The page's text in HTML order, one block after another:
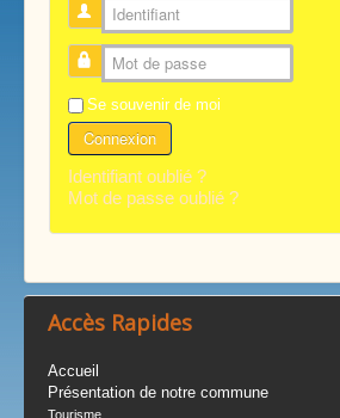
Identifiant
Mot de passe
Se souvenir de moi
Connexion
Identifiant oublié ?
Mot de passe oublié ?
Accès Rapides
Accueil
Présentation de notre commune
Tourisme